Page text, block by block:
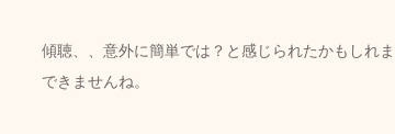
傾聴、、意外に簡単では？と感じられたかもしれ
できませんね。